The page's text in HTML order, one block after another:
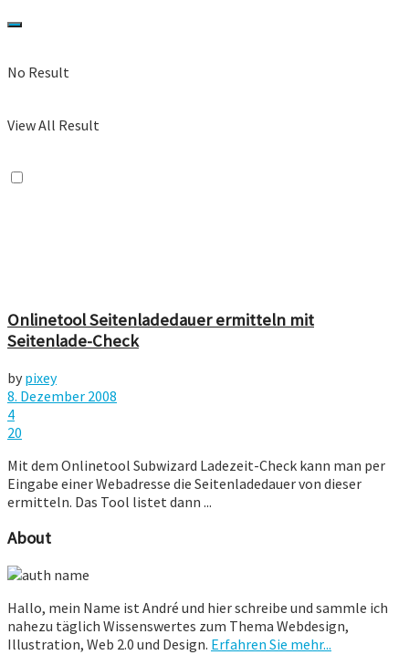
No Result
View All Result
Onlinetool Seitenladedauer ermitteln mit
Seitenlade-Check
by pixey
8. Dezember 2008
4
20
Mit dem Onlinetool Subwizard Ladezeit-Check kann man per
Eingabe einer Webadresse die Seitenladedauer von dieser
ermitteln. Das Tool listet dann ...
About
Hallo, mein Name ist André und hier schreibe und sammle ich
nahezu täglich Wissenswertes zum Thema Webdesign,
Illustration, Web 2.0 und Design. Erfahren Sie mehr...